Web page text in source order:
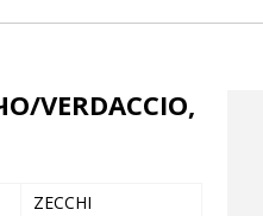
VERDACCIO,
ZECCHI